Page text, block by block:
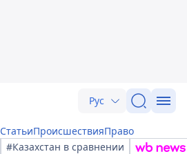
Рус
СтатьиПроисшествияПраво
#Казахстан в сравнении